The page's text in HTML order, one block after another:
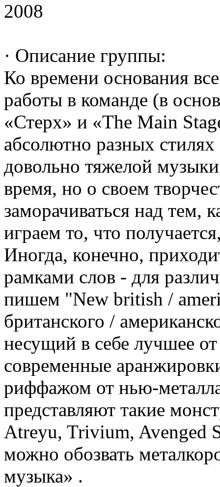
2008
· Описание группы:
Ко времени основания
работы в команде (в
«Стерх» и «The Main
абсолютно разных
довольно тяжелой
время, но о своем
заморачиваться над тем,
играем то, что
Иногда, конечно,
рамками слов - для
пишем "New british /
британского /
несущий в себе лучшее
современные
риффажом от нью-
представляют такие
Atreyu, Trivium, Avenged
можно обозвать
музыка» .